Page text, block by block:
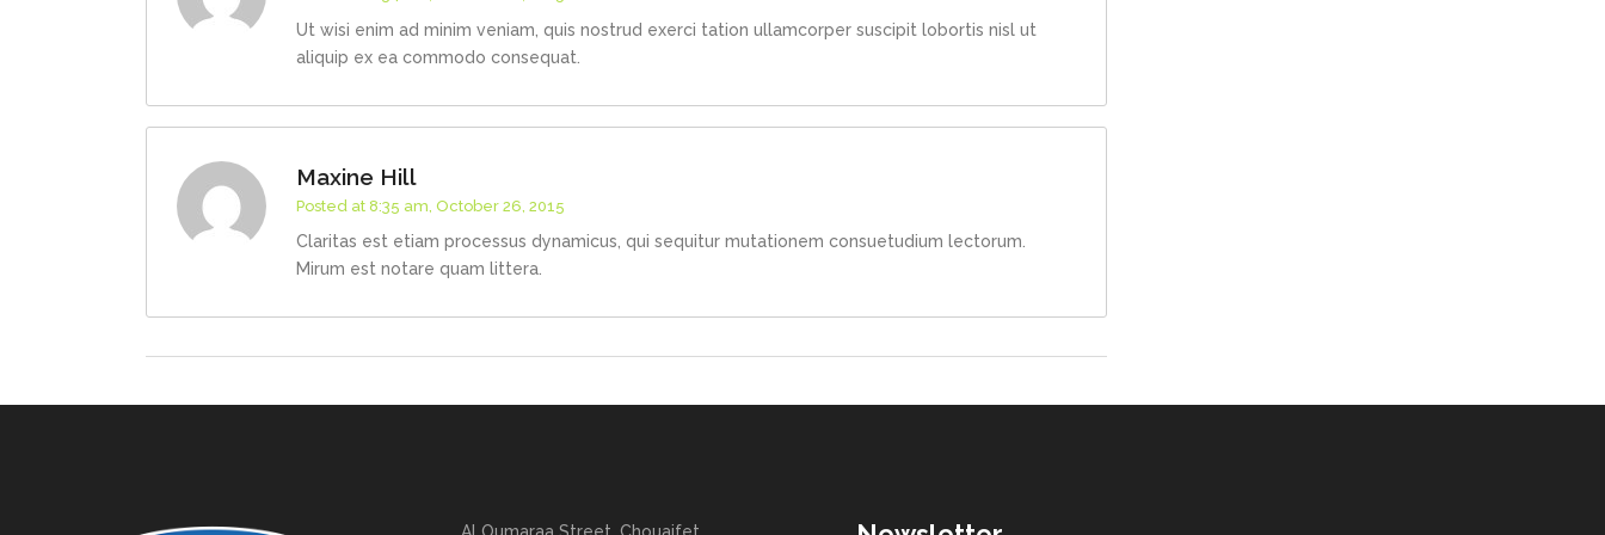
Ut wisi enim ad minim veniam, quis nostrud exerci tation ullamcorper suscipit lobortis nisl ut
aliquip ex ea commodo consequat.
Maxine Hill
Posted at 8:35 am, October 26, 2015
Claritas est etiam processus dynamicus, qui sequitur mutationem consuetudium lectorum.
Mirum est notare quam littera.